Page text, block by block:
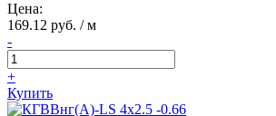
Цена:
169.12 руб. / м
-
+
Купить